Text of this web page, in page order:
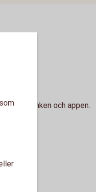
och appen.